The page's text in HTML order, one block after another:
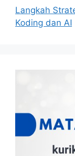
Langkah
Koding dan AI